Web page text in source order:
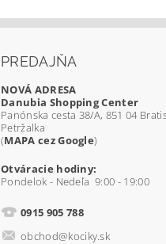
PREDAJŇA
NOVÁ ADRESA
Danubia Shopping Center
Panónska cesta 38/A, 851 04
Petržalka
(MAPA cez Google)
Otváracie hodiny:
Pondelok - Nedeľa 9:00 - 19:00
0915 905 788
obchod@kociky.sk